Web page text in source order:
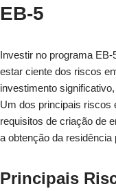
EB-5
Investir no programa
estar ciente dos riscos
investimento
Um dos principais riscos
requisitos de criação de
a obtenção da residência
Principais